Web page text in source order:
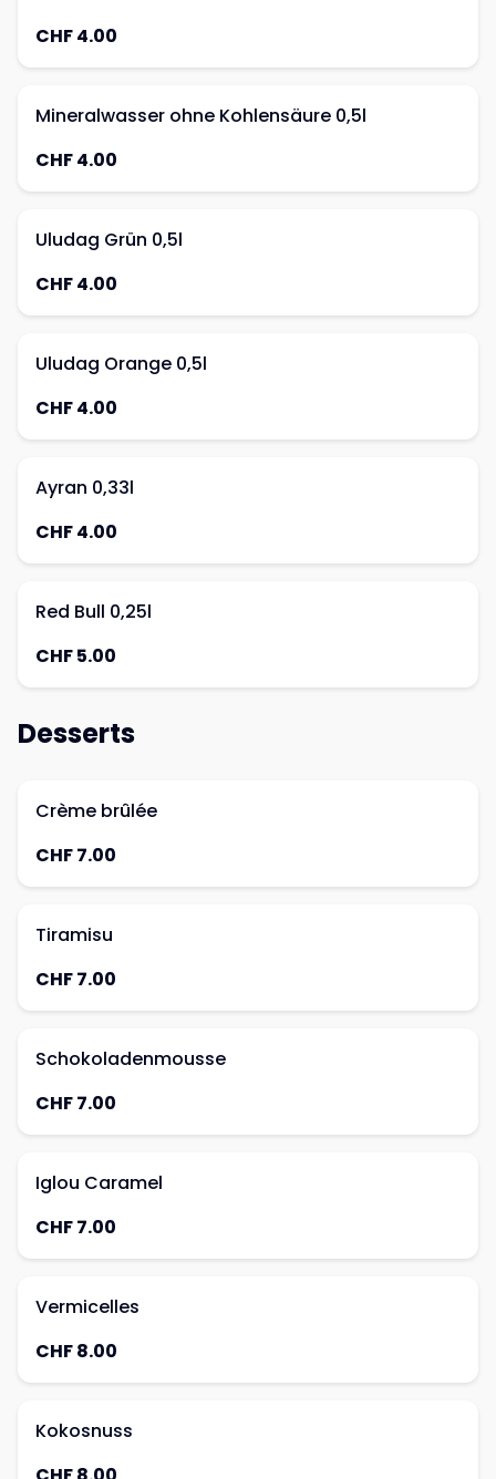
CHF 4.00
Mineralwasser ohne Kohlensäure 0,5l
CHF 4.00
Uludag Grün 0,5l
CHF 4.00
Uludag Orange 0,5l
CHF 4.00
Ayran 0,33l
CHF 4.00
Red Bull 0,25l
CHF 5.00
Desserts
Crème brûlée
CHF 7.00
Tiramisu
CHF 7.00
Schokoladenmousse
CHF 7.00
Iglou Caramel
CHF 7.00
Vermicelles
CHF 8.00
Kokosnuss